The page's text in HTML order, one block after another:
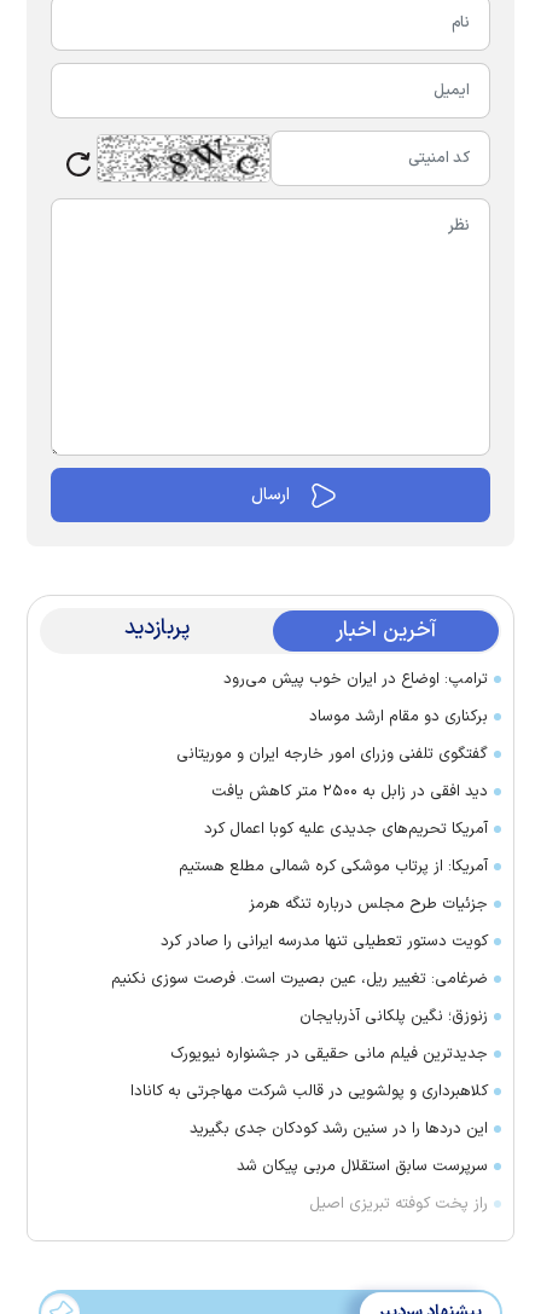
آخرین اخبار پربازدید
ترامپ: اوضاع در ایران خوب پیش می‌رود
برکناری دو مقام ارشد موساد
گفتگوی تلفنی وزرای امور خارجه ایران و موریتانی
دید افقی در زابل به ۲۵۰۰ متر کاهش یافت
آمریکا تحریم‌های جدیدی علیه کوبا اعمال کرد
آمریکا: از پرتاب موشکی کره شمالی مطلع هستیم
جزئیات طرح مجلس درباره تنگه هرمز
کویت دستور تعطیلی تنها مدرسه ایرانی را صادر کرد
ضرغامی: تغییر ریل، عین بصیرت است. فرصت سوزی نکنیم
زنوزق؛ نگین پلکانی آذربایجان
جدیدترین فیلم مانی حقیقی در جشنواره نیویورک
کلاهبرداری و پولشویی در قالب شرکت مهاجرتی به کانادا
این درد‌ها را در سنین رشد کودکان جدی بگیرید
سرپرست سابق استقلال مربی پیکان شد
راز پخت کوفته تبریزی اصیل